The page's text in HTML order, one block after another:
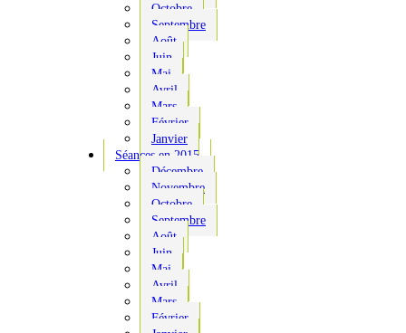
Octobre
Septembre
Août
Juin
Mai
Avril
Mars
Février
Janvier
Séances en 2015
Décembre
Novembre
Octobre
Septembre
Août
Juin
Mai
Avril
Mars
Février